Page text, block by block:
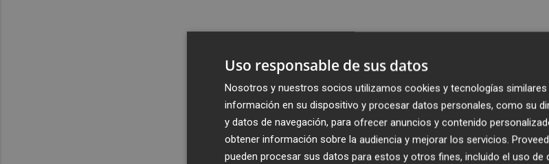
Uso responsable de sus datos
Nosotros y nuestros socios utilizamos cookies y tecnologías similares
información en su dispositivo y procesar datos personales, como su
y datos de navegación, para ofrecer anuncios y contenido
obtener información sobre la audiencia y mejorar los servicios.
pueden procesar sus datos para estos y otros fines, incluido el uso de